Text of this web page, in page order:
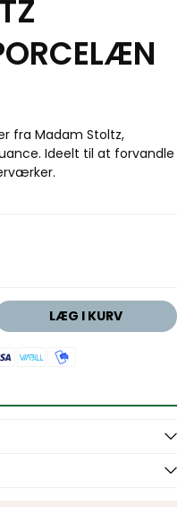
fra Madam Stoltz,
Ideelt til at forvandle
LÆG I KURV